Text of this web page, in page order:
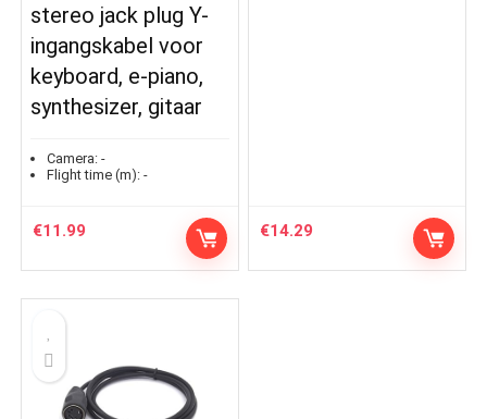
stereo jack plug Y-
ingangskabel voor
keyboard, e-piano,
synthesizer, gitaar
Camera: -
Flight time (m): -
€11.99 €14.29